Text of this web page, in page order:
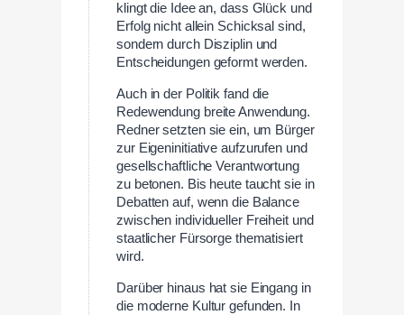
klingt die Idee an, dass Glück und
Erfolg nicht allein Schicksal sind,
sondern durch Disziplin und
Entscheidungen geformt werden.
Auch in der Politik fand die
Redewendung breite Anwendung.
Redner setzten sie ein, um Bürger
zur Eigeninitiative aufzurufen und
gesellschaftliche Verantwortung
zu betonen. Bis heute taucht sie in
Debatten auf, wenn die Balance
zwischen individueller Freiheit und
staatlicher Fürsorge thematisiert
wird.
Darüber hinaus hat sie Eingang in
die moderne Kultur gefunden. In